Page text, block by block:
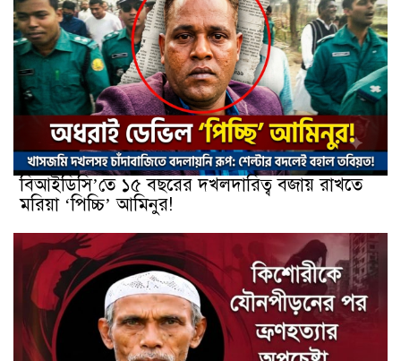
বিআইডিসি’তে ১৫ বছরের দখলদারিত্ব বজায় রাখতে
মরিয়া ‘পিচ্চি’ আমিনুর!